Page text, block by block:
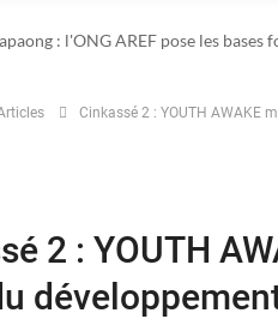
: l'ONG AREF pose les
Cinkassé 2 : YOUTH AWAKE
2 : YOUTH